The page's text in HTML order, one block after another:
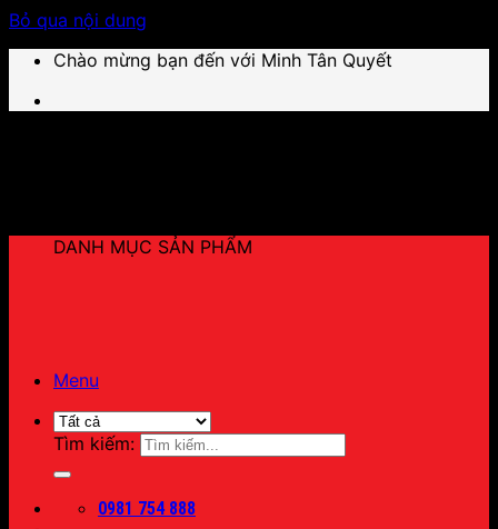
Bỏ qua nội dung
Chào mừng bạn đến với Minh Tân Quyết
Menu
Tìm kiếm:
0981 754 888
DANH MỤC SẢN PHẨM